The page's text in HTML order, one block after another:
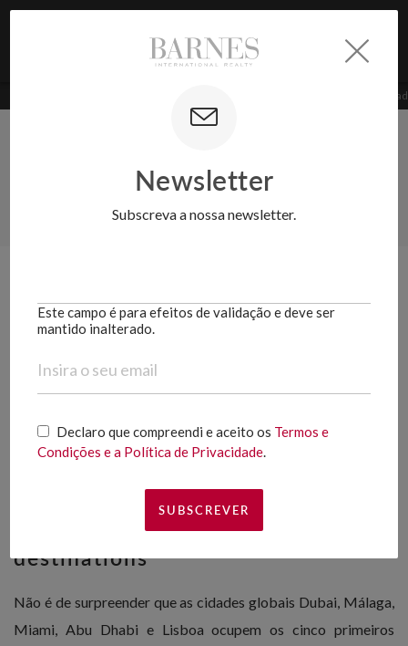
Executive
BARNESNEWS
Executive Nomads: Top 20 world
destinations
Não é de surpreender que as cidades globais Dubai, Málaga,
Miami, Abu Dhabi e Lisboa ocupem os cinco primeiros
Newsletter
Subscreva a nossa newsletter.
Este campo é para efeitos de validação e deve ser
mantido inalterado.
Declaro que compreendi e aceito os Termos e
Condições e a Política de Privacidade.